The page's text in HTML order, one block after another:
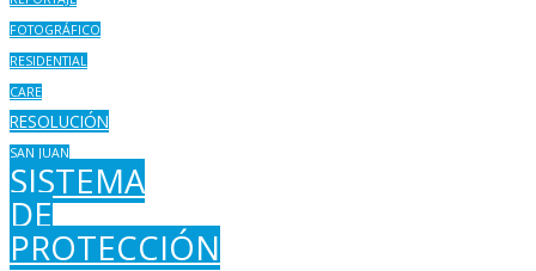
FOTOGRÁFICO
RESIDENTIAL
CARE
RESOLUCIÓN
SAN JUAN
SISTEMA
DE
PROTECCIÓN